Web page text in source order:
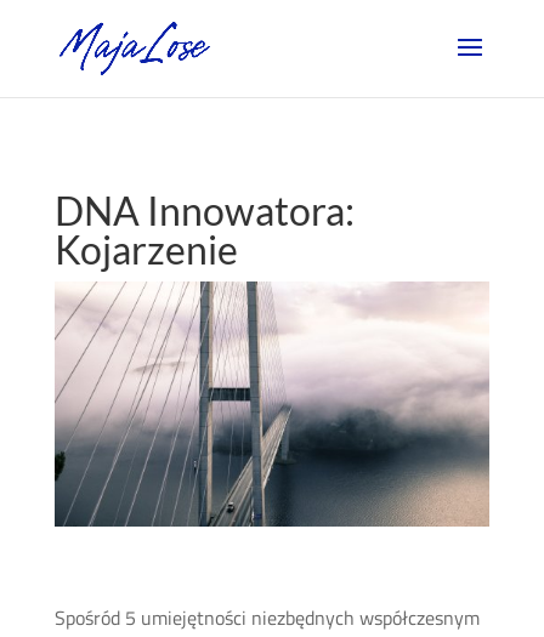
DNA Innowatora:
Kojarzenie
Spośród 5 umiejętności niezbędnych współczesnym